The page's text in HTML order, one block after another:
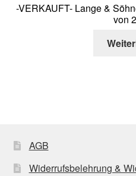
-VERKAUFT- Lange &
von
AGB
Widerrufsbelehrung &